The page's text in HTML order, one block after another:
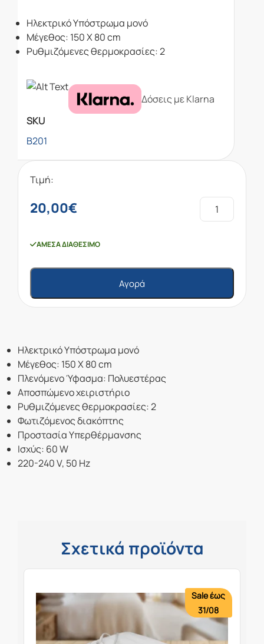
Ηλεκτρικό Υπόστρωμα μονό
Μέγεθος: 150 Χ 80 cm
Ρυθμιζόμενες θερμοκρασίες: 2
Δόσεις με Klarna
SKU
B201
Τιμή:
20,00€
ΆΜΕΣΑ ΔΙΑΘΈΣΙΜΟ
Αγορά
Ηλεκτρικό Υπόστρωμα μονό
Μέγεθος: 150 Χ 80 cm
Πλενόμενο Ύφασμα: Πολυεστέρας
Αποσπώμενο χειριστήριο
Ρυθμιζόμενες θερμοκρασίες: 2
Φωτιζόμενος διακόπτης
Προστασία Υπερθέρμανσης
Ισχύς: 60 W
220-240 V, 50 Hz
Σχετικά προϊόντα
Sale έως
31/08